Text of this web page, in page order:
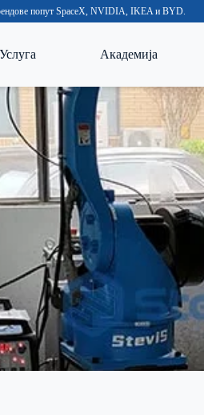
попут SpaceX, NVIDIA, IKEA и BYD.
Услуга Академија